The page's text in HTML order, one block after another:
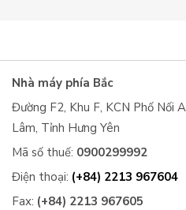
Nhà máy phía Bắc
Đường F2, Khu F, KCN Phố Nối
Lâm, Tỉnh Hưng Yên
Mã số thuế: 0900299992
Điện thoại: (+84) 2213 967604
Fax: (+84) 2213 967605